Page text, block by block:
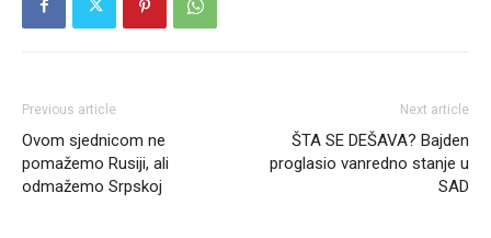
Previous article
Ovom sjednicom ne
pomažemo Rusiji, ali
odmažemo Srpskoj
Next article
ŠTA SE DEŠAVA? Bajden
proglasio vanredno stanje u
SAD